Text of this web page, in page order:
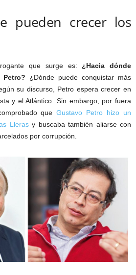
pueden crecer los
que surge es: ¿Hacia dónde
Petro? ¿Dónde puede conquistar más
su discurso, Petro espera crecer en
y el Atlántico. Sin embargo, por fuera
queGustavo Petro hizo un
Llerasy buscaba también aliarse con
por corrupción.